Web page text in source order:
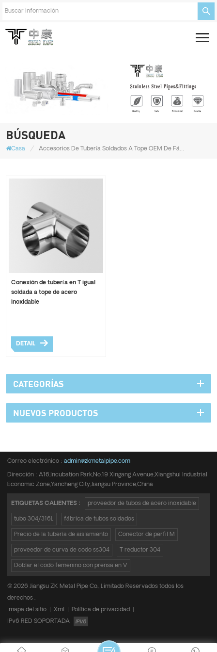
BÚSQUEDA
Casa / Accesorios De Tubería Soldados A Tope OEM De Fábrica
Conexión de tubería en T igual
soldada a tope de acero
inoxidable
DETAIL
CATEGORÍAS
NUEVOS PRODUCTOS
Correo electrónico : admin@zkmetalpipe.com
Dirección : A16,Incubation Park,No.19 Xingang Avenue,Xiangshui Industrial
Economic Zone,Yancheng City,Jiangsu Province,China
ETIQUETAS CALIENTES : proveedor de tubos de acero inoxidable
tubo 304/316L fábrica de tubos soldados
Precio de la tubería de aislamiento Conector de perfil M
proveedor de curva de codo ss304 T reductor 304
Doblar el codo femenino con prensa en V
© 2026 Jiangsu ZK Metal Pipe Co., Limitado Reservados todos los
derechos .
mapa del sitio
Xml Política de privacidad
IPv6 RED SOPORTADA